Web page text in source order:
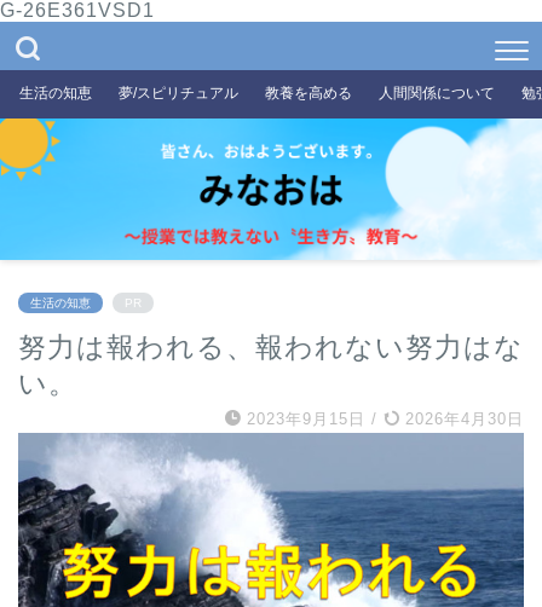
G-26E361VSD1
生活の知恵 夢/スピリチュアル 教養を高める 人間関係について 勉
生活の知恵 PR
努力は報われる、報われない努力はな
い。
2023年9月15日 / 2026年4月30日